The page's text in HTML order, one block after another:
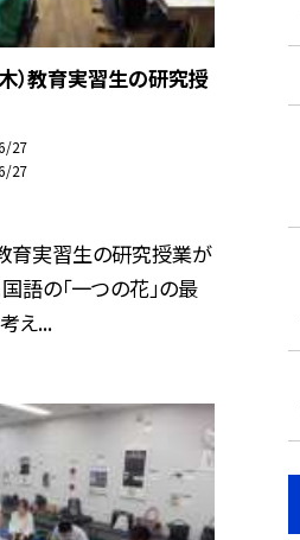
木）教育実習生の研究授
27
27
育実習生の研究授業が
国語の「一つの花」の最
え...